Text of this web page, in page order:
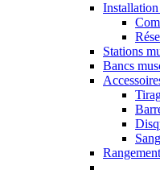
Stations
Bancs